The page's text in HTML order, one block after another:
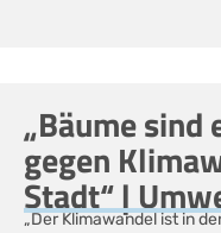
„Bäume sind
gegen
Stadt“ |
„Der Klimawandel ist in